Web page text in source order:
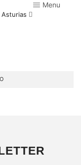
Menu
Asturias